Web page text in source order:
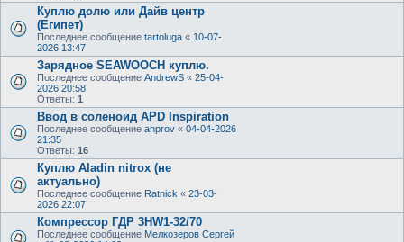
Куплю долю или Дайв центр
(Египет)
Последнее сообщение tartoluga « 10-07-
2026 13:47
Зарядное SEAWOOCH куплю.
Последнее сообщение AndrewS « 25-04-
2026 20:58
Ответы: 1
Ввод в соленоид APD Inspiration
Последнее сообщение anprov « 04-04-2026
21:35
Ответы: 16
Куплю Aladin nitrox (не
актуально)
Последнее сообщение Ratnick « 23-03-
2026 22:07
Компрессор ГДР 3HW1-32/70
Последнее сообщение Мелкозеров Сергей